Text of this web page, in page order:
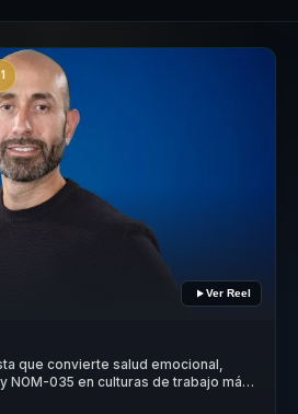
Ver Reel
que convierte salud emocional,
NOM-035 en culturas de trabajo más